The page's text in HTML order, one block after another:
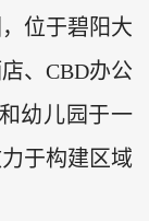
位于碧阳大
、CBD办公
幼儿园于一
于构建区域